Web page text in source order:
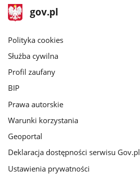
stopka
gov.pl
Strona
gov.pl
gov.pl
Polityka cookies
Służba cywilna
Profil zaufany
BIP
Prawa autorskie
Warunki korzystania
Geoportal
Deklaracja dostępności serwisu Gov.pl
Ustawienia prywatności